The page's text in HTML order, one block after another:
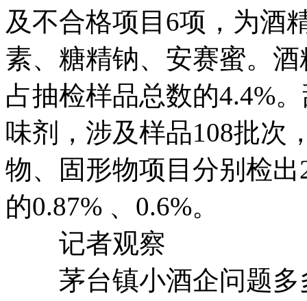
及不合格项目6项，为酒
素、糖精钠、安赛蜜。
占抽检样品总数的4.4%
味剂，涉及样品108批次
物、固形物项目分别检
的0.87% 、0.6%。
记者观察
茅台镇小酒企问题多